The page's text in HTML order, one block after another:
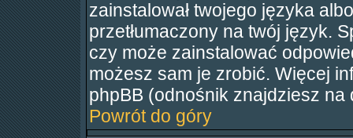
zainstalował twojego języka
przetłumaczony na twój język.
czy może zainstalować
możesz sam je zrobić. Więcej
phpBB (odnośnik znajdziesz na
Powrót do góry